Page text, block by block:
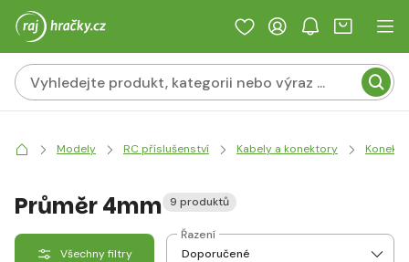
Modely RC příslušenství Kabely a konektory
Průměr 4mm 9 produktů
Všechny filtry
Řazení